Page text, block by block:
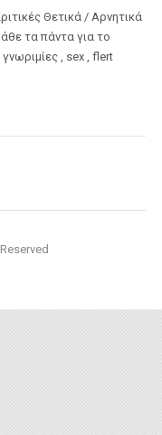
Θετικά / Αρνητικά
τα πάντα για το
, sex , flert